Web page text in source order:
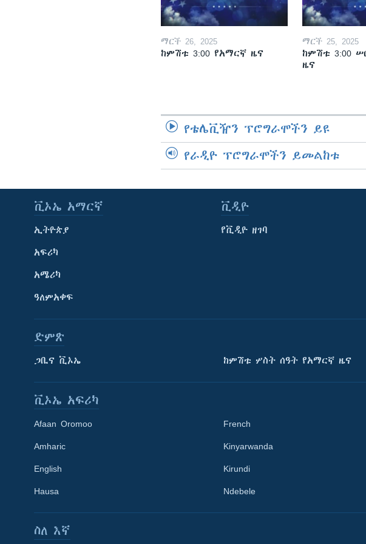
Learning English
ማርች 26, 2025
ከምሽቱ 3:00 የአማርኛ ዜና
ማርች 25, 2025
ከምሽቱ 3:00
ዜና
የቴሌቪዥን ፕሮግራሞችን ይዩ
የራዲዮ ፕሮግራሞችን ይመልከቱ
ቪኦኤ አማርኛ
ኢትዮጵያ
አፍሪካ
አሜሪካ
ዓለምአቀፍ
ቪዲዮ
የቪዲዮ ዘገባ
ድምጽ
ጋቢና ቪኦኤ ከምሽቱ ሦስት ሰዓት የአማርኛ ዜና
ቪኦኤ አፍሪካ
Afaan Oromoo
Amharic
English
Hausa
French
Kinyarwanda
Kirundi
Ndebele
ስለ እኛ